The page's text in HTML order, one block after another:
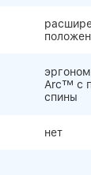
Arc™ с
спины
нет